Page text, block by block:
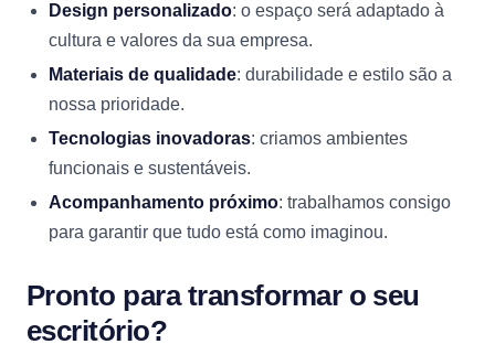
Design personalizado: o espaço será adaptado à
cultura e valores da sua empresa.
Materiais de qualidade: durabilidade e estilo são a
nossa prioridade.
Tecnologias inovadoras: criamos ambientes
funcionais e sustentáveis.
Acompanhamento próximo: trabalhamos consigo
para garantir que tudo está como imaginou.
Pronto para transformar o seu
escritório?